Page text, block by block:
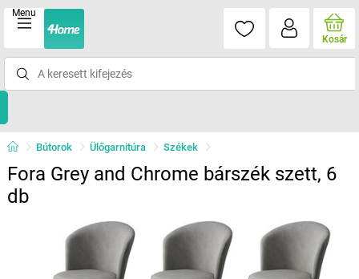
Menu
Kosár
Bútorok Ülőgarnitúra Székek
Fora Grey and Chrome bárszék szett, 6
db